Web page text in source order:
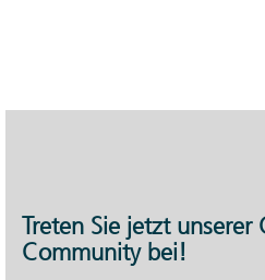
Treten Sie jetzt unserer
Community bei!